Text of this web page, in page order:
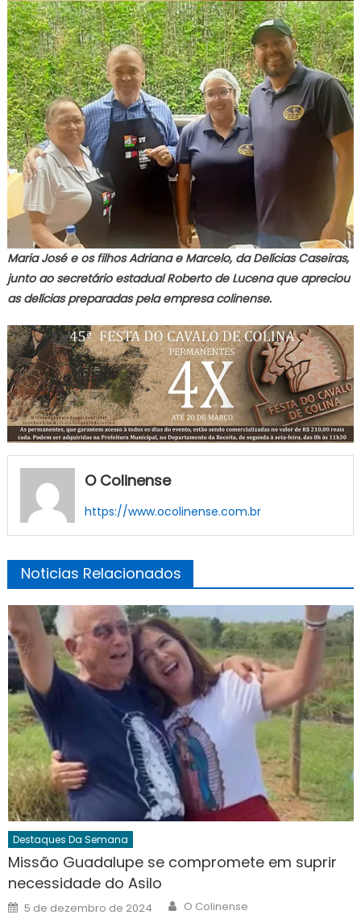
Maria José e os filhos Adriana e Marcelo, da Delícias Caseiras,
junto ao secretário estadual Roberto de Lucena que apreciou
as delícias preparadas pela empresa colinense.
O Colinense
https://www.ocolinense.com.br
Noticias Relacionados
Destaques Da Semana
Missão Guadalupe se compromete em suprir
necessidade do Asilo
Posted
on
5 de dezembro de 2024 Author
O Colinense